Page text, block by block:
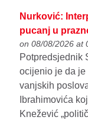
Nurković:
pucanj u
on 08/08/2026 at
Potpredsjednik
ocijenio je da
vanjskih
Ibrahimovića
Knežević